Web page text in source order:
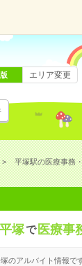
エリア変更
平塚駅の医療事務
平塚で 医療事
のアルバイト情報で